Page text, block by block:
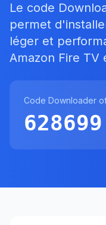
Le code
permet
léger et
Amazon Fire TV
Code Downloader
628699